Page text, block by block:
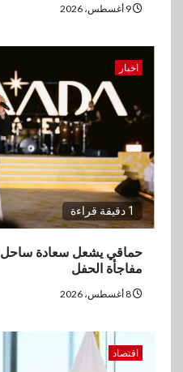
اخبار
1 دقيقة قراءة
حماقي يشعل سعادة
مفاجأة الحفل
اقتصاد